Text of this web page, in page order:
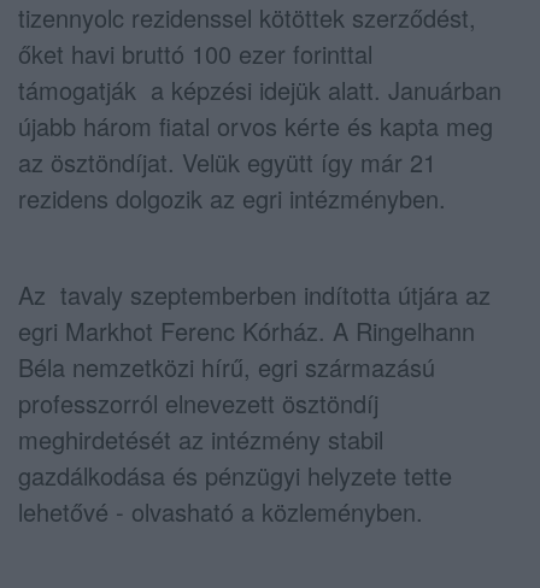
tizennyolc rezidenssel kötöttek szerződést,
őket havi bruttó 100 ezer forinttal
támogatják a képzési idejük alatt. Januárban
újabb három fiatal orvos kérte és kapta meg
az ösztöndíjat. Velük együtt így már 21
rezidens dolgozik az egri intézményben.
Az tavaly szeptemberben indította útjára az
egri Markhot Ferenc Kórház. A Ringelhann
Béla nemzetközi hírű, egri származású
professzorról elnevezett ösztöndíj
meghirdetését az intézmény stabil
gazdálkodása és pénzügyi helyzete tette
lehetővé - olvasható a közleményben.